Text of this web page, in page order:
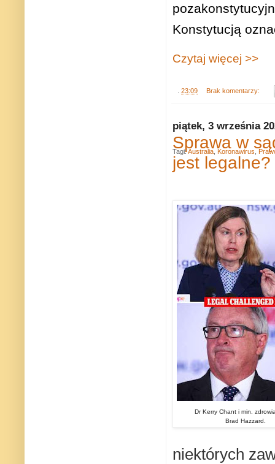
Konstytucją
Czytaj więcej >>
23:09 Brak komentarzy:
piątek, 3 września
Sprawa w
jest legalne?
Dr Kerry Chant i min.
Brad Hazzard
niektórych
Tagi:Australia Koronawirus